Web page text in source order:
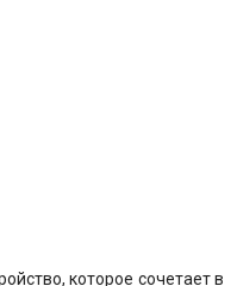
которое сочетает в